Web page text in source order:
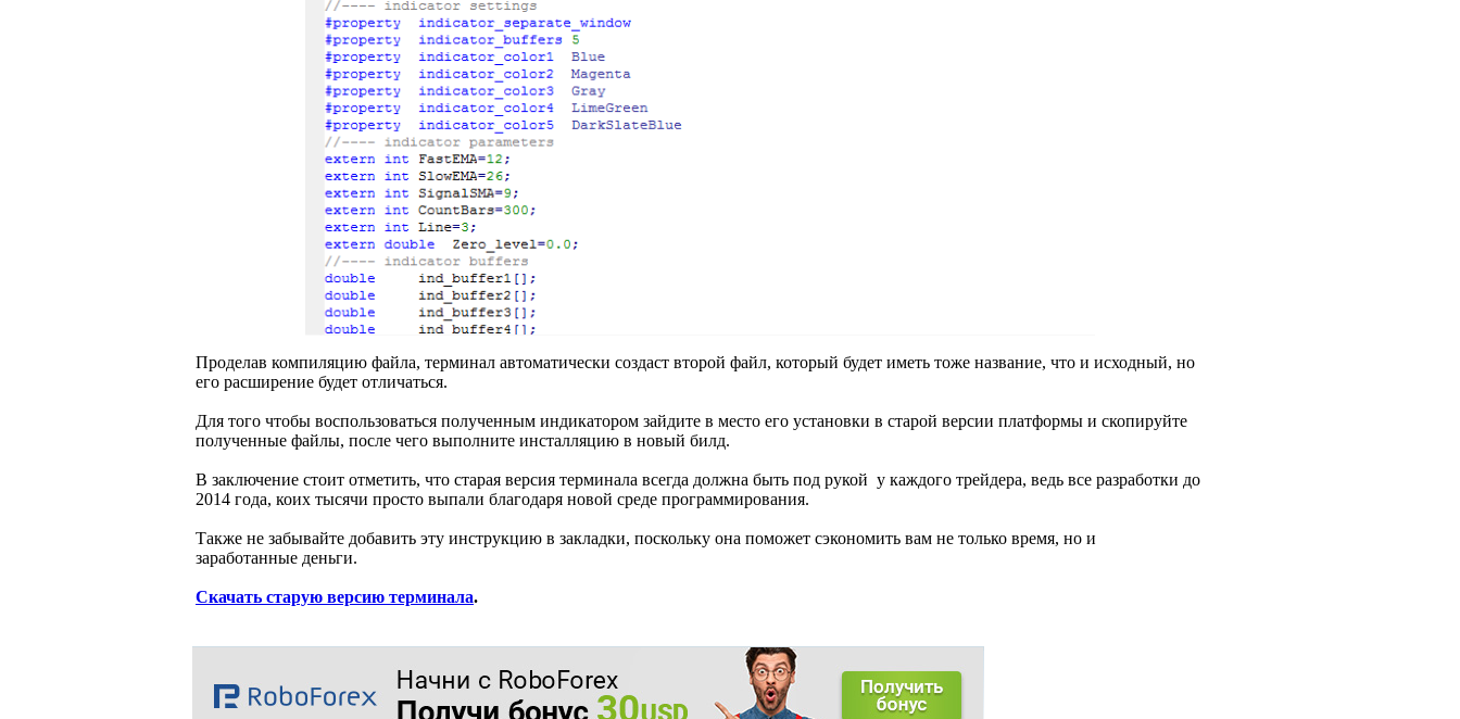
Проделав компиляцию файла, терминал автоматически создаст второй файл, который будет иметь тоже название, что и исходный, но
его расширение будет отличаться.
Для того чтобы воспользоваться полученным индикатором зайдите в место его установки в старой версии платформы и скопируйте
полученные файлы, после чего выполните инсталляцию в новый билд.
В заключение стоит отметить, что старая версия терминала всегда должна быть под рукой у каждого трейдера, ведь все разработки до
2014 года, коих тысячи просто выпали благодаря новой среде программирования.
Также не забывайте добавить эту инструкцию в закладки, поскольку она поможет сэкономить вам не только время, но и
заработанные деньги.
Скачать старую версию терминала.